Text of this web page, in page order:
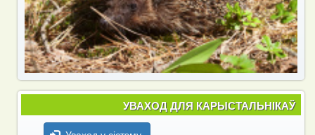
УВАХОД ДЛЯ КАРЫСТАЛЬНІКАЎ